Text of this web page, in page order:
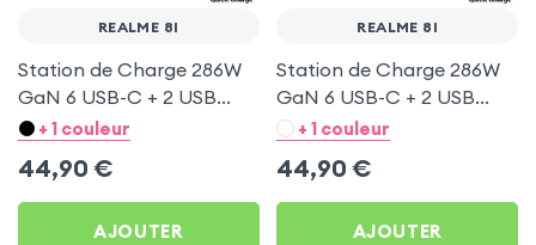
REALME 8I
Station de Charge 286W
GaN 6 USB-C + 2 USB
Blanc pour Realme 8i
+ 1 couleur
44,90 €
AJOUTER
REALME 8I
Station de Charge 286W
GaN 6 USB-C + 2 USB
Noir pour Realme 8i
+ 1 couleur
44,90 €
AJOUTER